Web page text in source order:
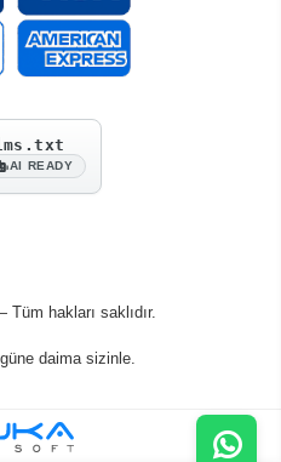
AI READY
hakları saklıdır.
daima sizinle.